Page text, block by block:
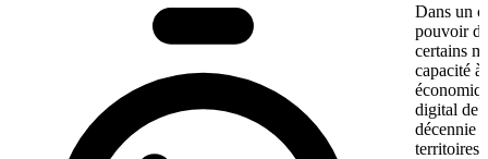
Dans un
pouvoir
certains
capacité
digital de
décennie